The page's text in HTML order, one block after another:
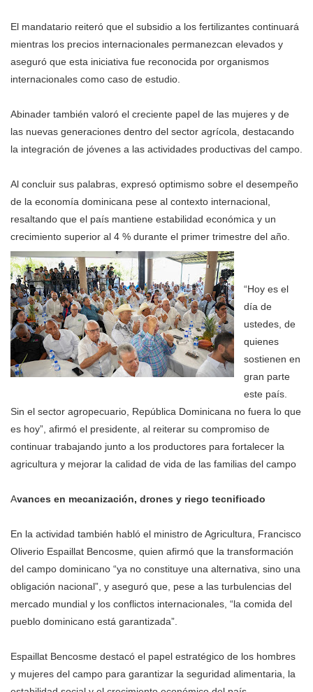
El mandatario reiteró que el subsidio a los fertilizantes continuará
mientras los precios internacionales permanezcan elevados y
aseguró que esta iniciativa fue reconocida por organismos
internacionales como caso de estudio.
Abinader también valoró el creciente papel de las mujeres y de
las nuevas generaciones dentro del sector agrícola, destacando
la integración de jóvenes a las actividades productivas del campo.
Al concluir sus palabras, expresó optimismo sobre el desempeño
de la economía dominicana pese al contexto internacional,
resaltando que el país mantiene estabilidad económica y un
crecimiento superior al 4 % durante el primer trimestre del año.
“Hoy es el
día de
ustedes, de
quienes
sostienen en
gran parte
este país.
Sin el sector agropecuario, República Dominicana no fuera lo que
es hoy”, afirmó el presidente, al reiterar su compromiso de
continuar trabajando junto a los productores para fortalecer la
agricultura y mejorar la calidad de vida de las familias del campo
Avances en mecanización, drones y riego tecnificado
En la actividad también habló el ministro de Agricultura, Francisco
Oliverio Espaillat Bencosme, quien afirmó que la transformación
del campo dominicano “ya no constituye una alternativa, sino una
obligación nacional”, y aseguró que, pese a las turbulencias del
mercado mundial y los conflictos internacionales, “la comida del
pueblo dominicano está garantizada”.
Espaillat Bencosme destacó el papel estratégico de los hombres
y mujeres del campo para garantizar la seguridad alimentaria, la